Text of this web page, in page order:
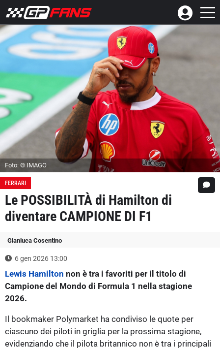
Foto: © IMAGO
FERRARI
Le POSSIBILITÀ di Hamilton di
diventare CAMPIONE DI F1
Gianluca Cosentino
6 gen 2026 13:00
Lewis Hamilton non è tra i favoriti per il titolo di
Campione del Mondo di Formula 1 nella stagione
2026.
Il bookmaker Polymarket ha condiviso le quote per
ciascuno dei piloti in griglia per la prossima stagione,
evidenziando che il pilota britannico non è tra i principali